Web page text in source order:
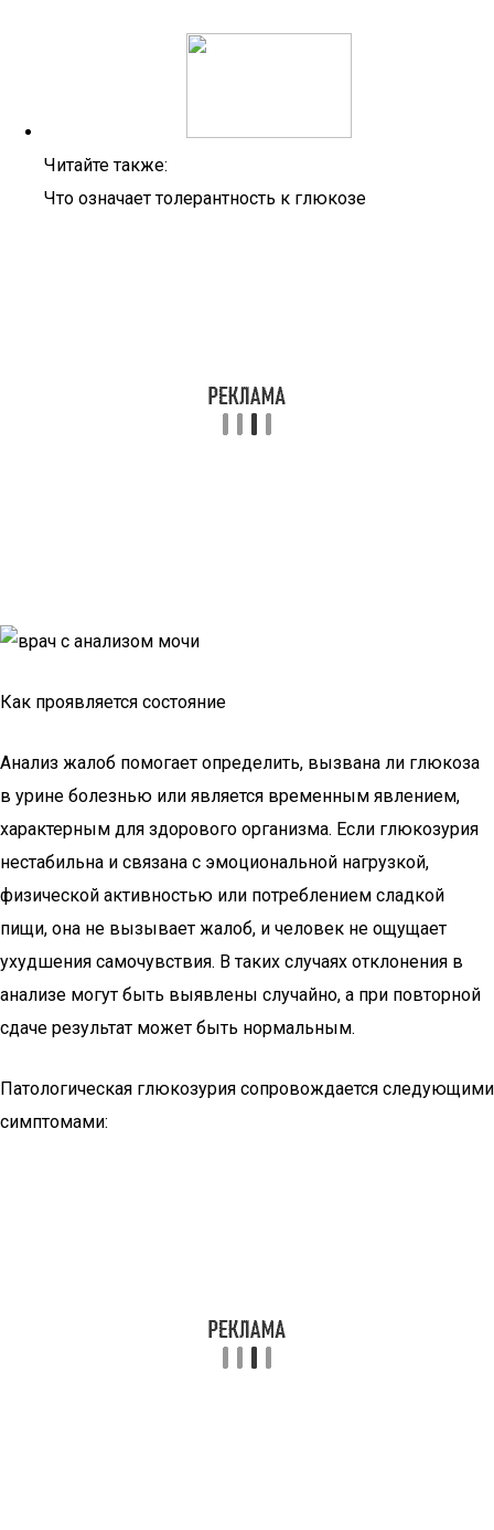
Читайте также:
Что означает толерантность к глюкозе
Как проявляется состояние
Анализ жалоб помогает определить, вызвана ли глюкоза
в урине болезнью или является временным явлением,
характерным для здорового организма. Если глюкозурия
нестабильна и связана с эмоциональной нагрузкой,
физической активностью или потреблением сладкой
пищи, она не вызывает жалоб, и человек не ощущает
ухудшения самочувствия. В таких случаях отклонения в
анализе могут быть выявлены случайно, а при повторной
сдаче результат может быть нормальным.
Патологическая глюкозурия сопровождается следующими
симптомами: